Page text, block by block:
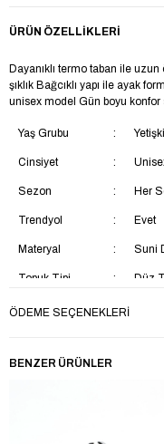
ÜRÜN ÖZELLIKLERI
Dayanıklı termo taban ile
şıklık Bağcıklı yapı ile ayak
unisex model Gün boyu konfor
Yaş Grubu
Cinsiyet
Sezon Her
Trendyol Evet
Materyal Suni
Topuk Tipi Düz
Taban Tipi
Menşei
ÖDEME SEÇENEKLERI
BENZER ÜRÜNLER